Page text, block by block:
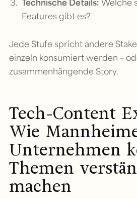
Features gibt es?
Jede Stufe spricht andere
einzeln konsumiert werden –
zusammenhängende Story.
Tech-Content
Wie
Unternehmen
Themen
machen